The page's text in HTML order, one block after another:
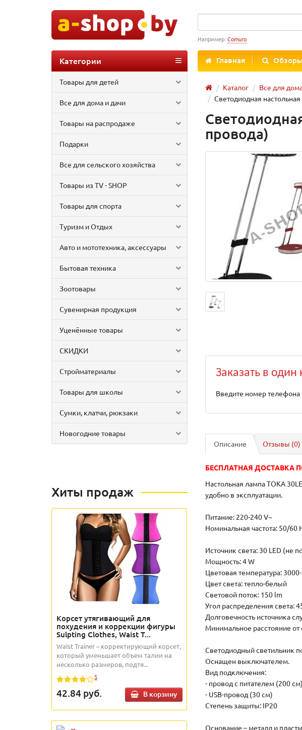
Например: Comuro
Главная
Категории
Товары для детей
Все для дома и дачи
Товары на распродаже
Подарки
Все для сельского хозяйства
Товары из TV - SHOP
Товары для спорта
Туризм и Отдых
Авто и мототехника, аксессуары
Бытовая техника
Зоотовары
Сувенирная продукция
Уценённые товары
СКИДКИ
Стройматериалы
Товары для школы
Сумки, клатчи, рюкзаки
Новогодние товары
Каталог Все для
Светодиодная
Хиты продаж
Корсет утягивающий для
похудения и коррекции фигуры
Sulpting Clothes, Waist T...
Waist Trainer – корректирующий корсет,
который уменьшает объем талии на
несколько размеров, подтя...
5
42.84 руб. В корзину
провода)
Заказать в один
Введите номер телефона
Описание Отзывы (0)
БЕСПЛАТНАЯ ДОСТАВКА
Настольная лампа TOKA
удобно в эксплуатации.
Питание: 220-240 V~
Номинальная частота: 50/60
Источник света: 30 LED (не
Мощность: 4 W
Цветовая температура:
Цвет света: тепло-белый
Световой поток: 150 lm
Угол распределения света:
Долговечность источника
Минимальное расстояние
Светодиодный светильник
Оснащен выключателем.
Вид подключения:
- провод с питателем (200 см)
- USB-провод (30 см)
Степень защиты: IP20
Основание – металл и